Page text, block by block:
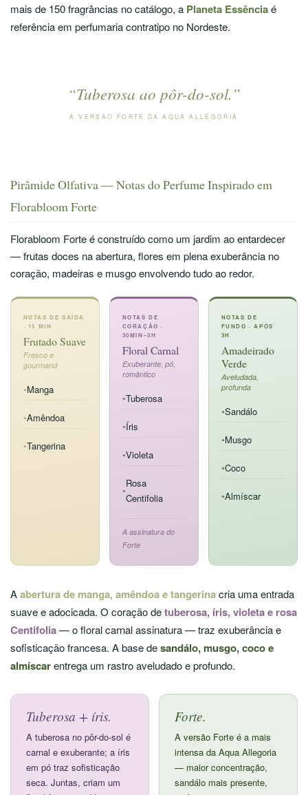
mais de 150 fragrâncias no catálogo, a Planeta Essênciaé
referência em perfumaria contratipo no Nordeste.
“Tuberosa ao pôr-do-sol.”
A VERSÃO FORTE DA AQUA ALLEGORIA
Pirâmide Olfativa — Notas do Perfume Inspirado em
Florabloom Forte
Florabloom Forte é construído como um jardim ao entardecer
— frutas doces na abertura, flores em plena exuberância no
coração, madeiras e musgo envolvendo tudo ao redor.
NOTAS DE SAÍDA
· 15 MIN
Frutado Suave
Fresco e
gourmand
●Manga
●Amêndoa
●Tangerina
NOTAS DE
CORAÇÃO ·
30MIN–3H
Floral Carnal
Exuberante, pó,
romântico
●Tuberosa
●Íris
●Violeta
●
Rosa
Centifolia
A assinatura do
Forte
NOTAS DE
FUNDO · APÓS
3H
Amadeirado
Verde
Aveludada,
profunda
●Sandálo
●Musgo
●Coco
●Almíscar
Aabertura de manga, amêndoa e tangerinacria uma entrada
suave e adocicada. O coração detuberosa, íris, violeta e rosa
Centifolia— o floral carnal assinatura — traz exuberância e
sofisticação francesa. A base desandálo, musgo, coco e
almíscarentrega um rastro aveludado e profundo.
Tuberosa + íris.
A tuberosa no pôr-do-sol é
carnal e exuberante; a íris
em pó traz sofisticação
seca. Juntas, criam um
Forte.
A versão Forte é a mais
intensa da Aqua Allegoria
— maior concentração,
sandálo mais presente,